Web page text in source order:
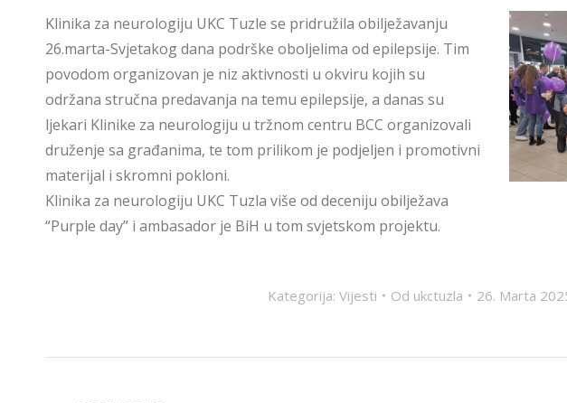
Klinika za neurologiju UKC Tuzle se pridružila obilježavanju
26.marta-Svjetakog dana podrške oboljelima od epilepsije. Tim
povodom organizovan je niz aktivnosti u okviru kojih su
održana stručna predavanja na temu epilepsije, a danas su
ljekari Klinike za neurologiju u tržnom centru BCC organizovali
druženje sa građanima, te tom prilikom je podjeljen i promotivni
materijal i skromni pokloni.
Klinika za neurologiju UKC Tuzla više od deceniju obilježava
“Purple day” i ambasador je BiH u tom svjetskom projektu.
Kategorija: Vijesti Od ukctuzla 26. Marta